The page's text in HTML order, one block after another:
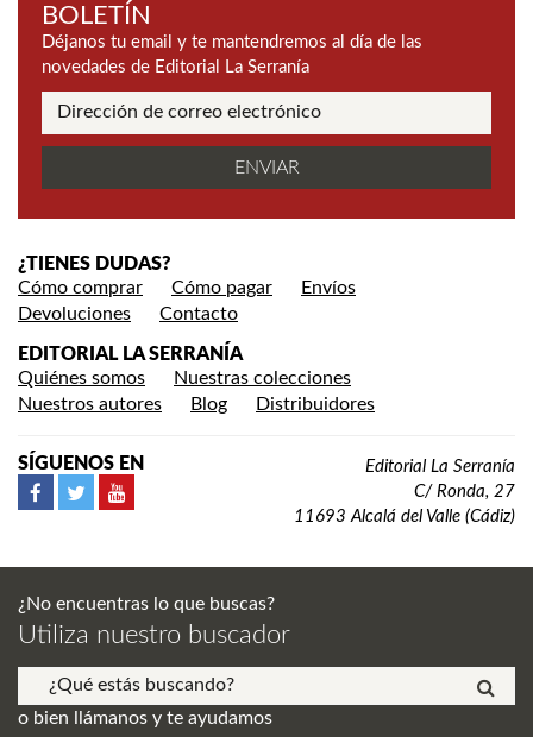
BOLETÍN
Déjanos tu email y te mantendremos al día de las
novedades de Editorial La Serranía
¿TIENES DUDAS?
Cómo comprar
Cómo pagar
Envíos
Devoluciones
Contacto
EDITORIAL LA SERRANÍA
Quiénes somos
Nuestras colecciones
Nuestros autores
Blog Distribuidores
SÍGUENOS EN
Editorial La Serranía
C/ Ronda, 27
11693 Alcalá del Valle (Cádiz)
¿No encuentras lo que buscas?
Utiliza nuestro buscador
o bien llámanos y te ayudamos